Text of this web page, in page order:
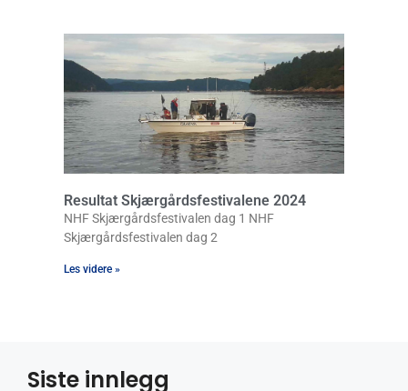
Resultat Skjærgårdsfestivalene 2024
NHF Skjærgårdsfestivalen dag 1 NHF
Skjærgårdsfestivalen dag 2
Les videre »
Siste innlegg